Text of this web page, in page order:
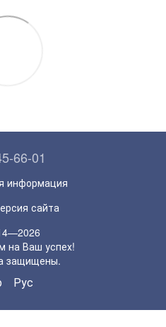
66-01
информация
сайта
на Ваш успех!
защищены.
Рус